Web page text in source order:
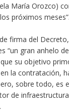
María Orozco)
próximos meses”.
firma del
“un gran anhelo
su objetivo
la contratación,
sobre todo, es
de